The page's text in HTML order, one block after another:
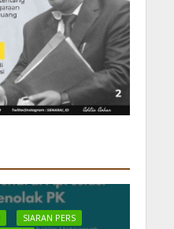
SIARAN PERS